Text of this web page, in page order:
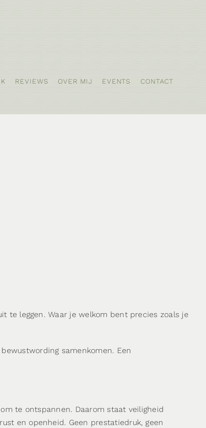
REVIEWS OVER MIJ EVENTS CONTACT
te leggen. Waar je welkom bent precies zoals je
samenkomen. Een
te ontspannen. Daarom staat veiligheid
en openheid. Geen prestatiedruk, geen